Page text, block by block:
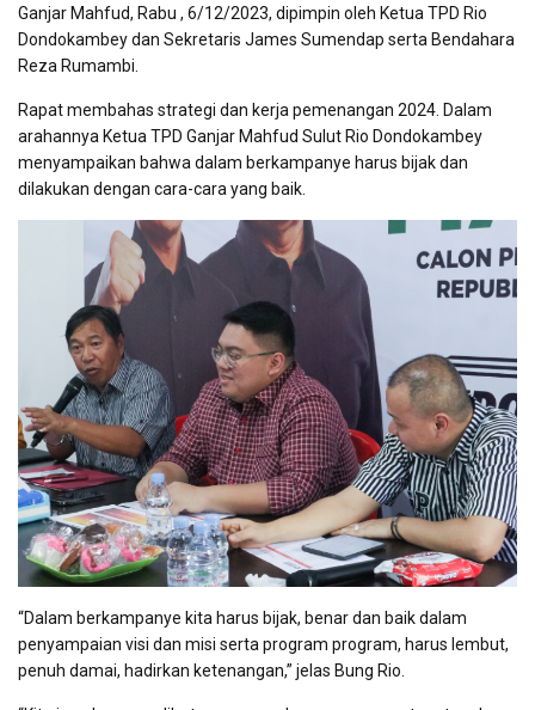
Ganjar Mahfud, Rabu , 6/12/2023, dipimpin oleh Ketua TPD Rio
Dondokambey dan Sekretaris James Sumendap serta Bendahara
Reza Rumambi.
Rapat membahas strategi dan kerja pemenangan 2024. Dalam
arahannya Ketua TPD Ganjar Mahfud Sulut Rio Dondokambey
menyampaikan bahwa dalam berkampanye harus bijak dan
dilakukan dengan cara-cara yang baik.
“Dalam berkampanye kita harus bijak, benar dan baik dalam
penyampaian visi dan misi serta program program, harus lembut,
penuh damai, hadirkan ketenangan,” jelas Bung Rio.